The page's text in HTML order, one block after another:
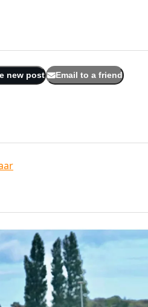
new post Email to a friend